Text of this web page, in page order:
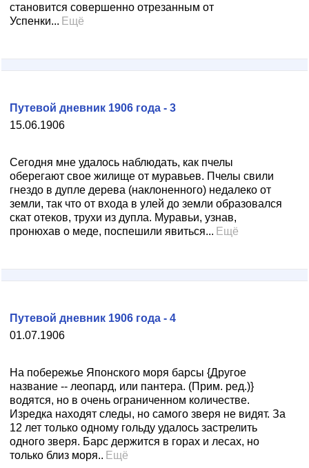
становится совершенно отрезанным от
Успенки... Ещё
15.06.1906
Путевой дневник 1906 года - 3
Сегодня мне удалось наблюдать, как пчелы
оберегают свое жилище от муравьев. Пчелы свили
гнездо в дупле дерева (наклоненного) недалеко от
земли, так что от входа в улей до земли образовался
скат отеков, трухи из дупла. Муравьи, узнав,
пронюхав о меде, поспешили явиться... Ещё
01.07.1906
Путевой дневник 1906 года - 4
На побережье Японского моря барсы {Другое
название -- леопард, или пантера. (Прим. ред.)}
водятся, но в очень ограниченном количестве.
Изредка находят следы, но самого зверя не видят. За
12 лет только одному гольду удалось застрелить
одного зверя. Барс держится в горах и лесах, но
только близ моря.. Ещё